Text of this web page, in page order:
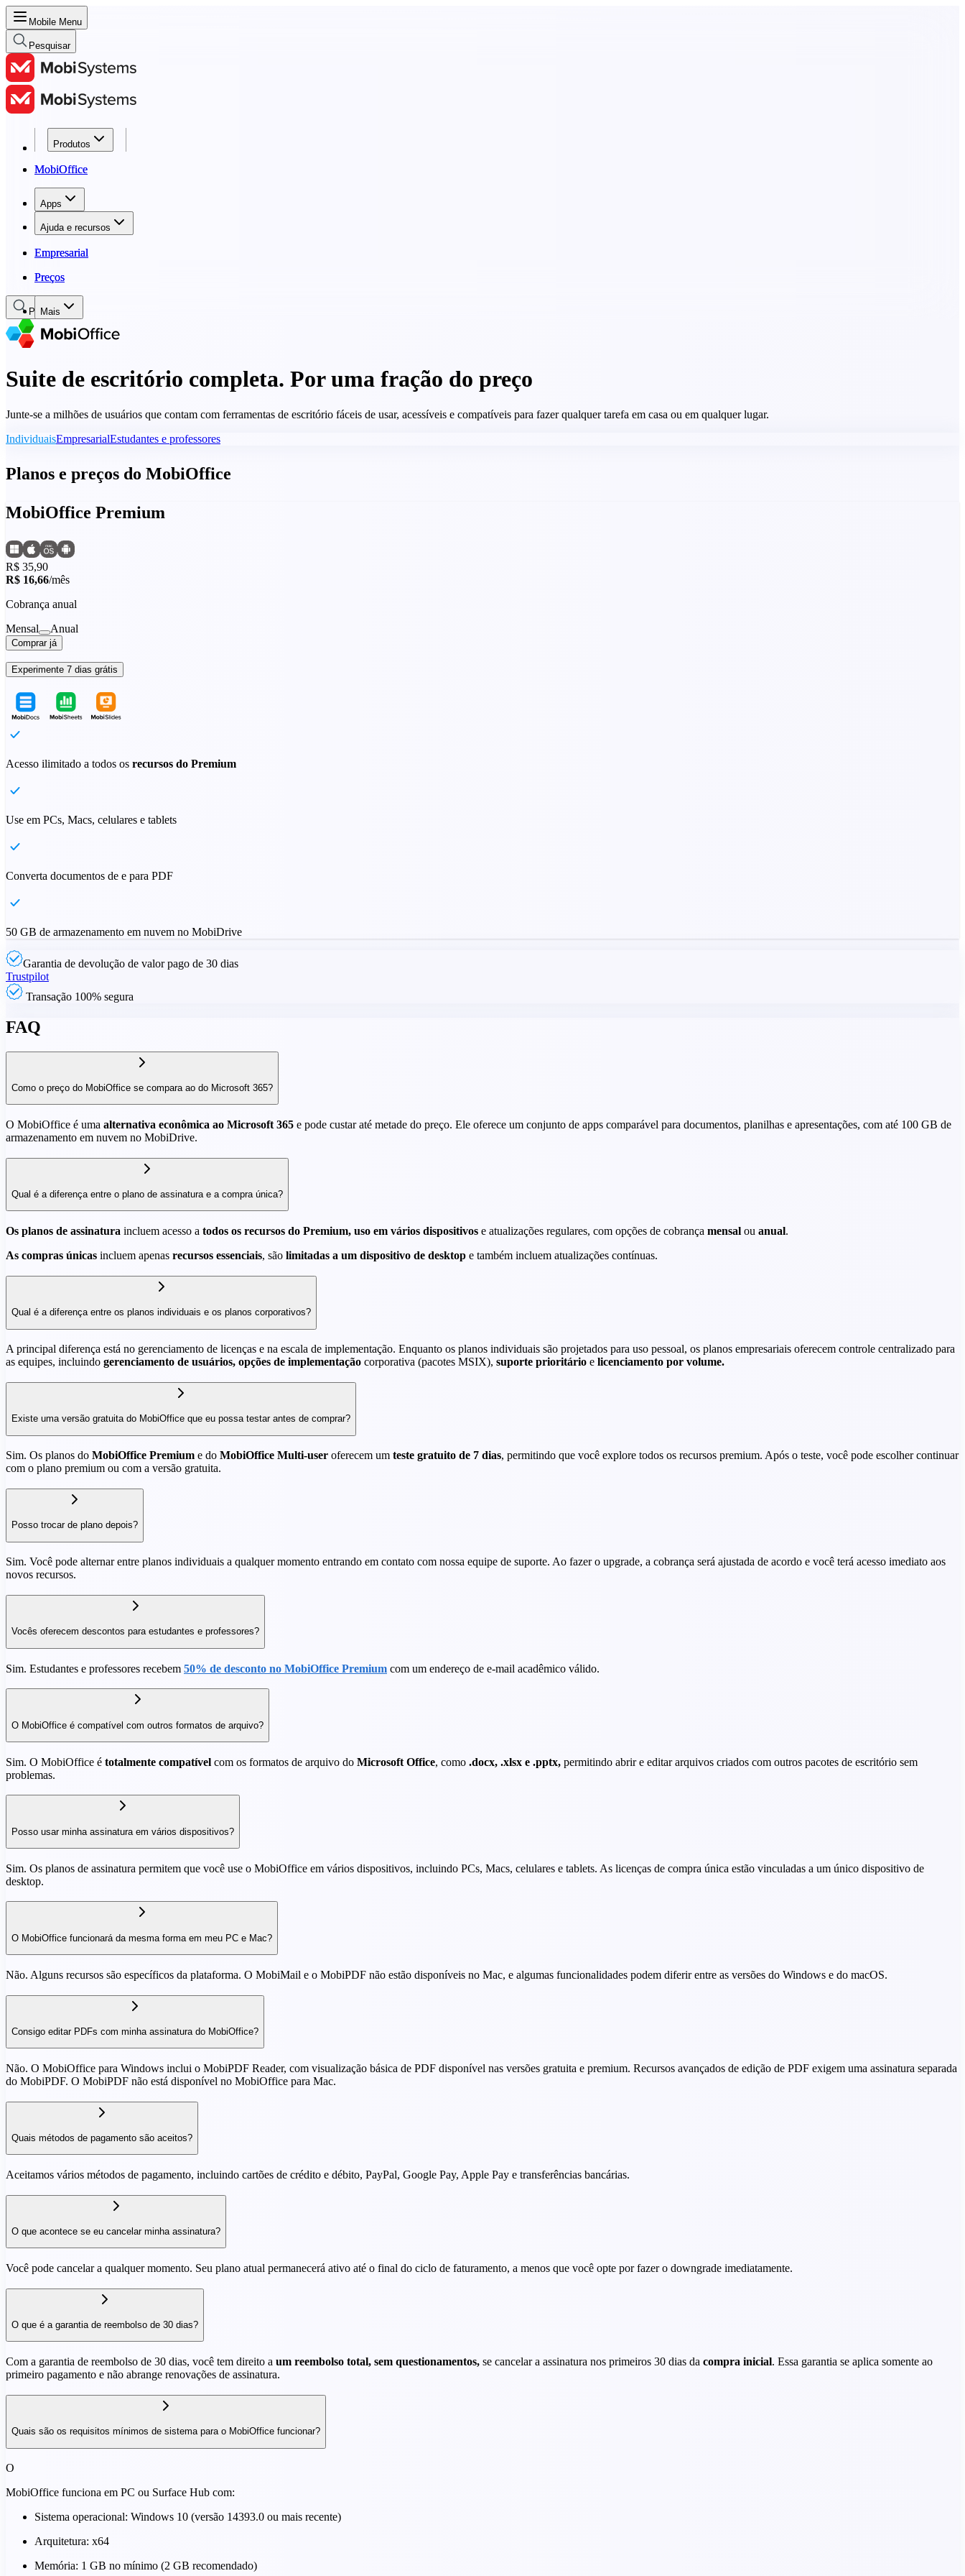
Mobile Menu
Pesquisar
Produtos
MobiOffice
Apps
Ajuda e recursos
Empresarial
Preços
Mais
Produtos
MobiOffice
Apps
Ajuda e recursos
Empresarial
Preços
Pesquisar
Suite de escritório completa. Por uma fração do preço
Junte-se a milhões de usuários que contam com ferramentas de escritório fáceis de usar, acessíveis e compatíveis para fazer qualquer tarefa em casa ou em qualquer lugar.
IndividuaisEmpresarialEstudantes e professores
Planos e preços do MobiOffice
MobiOffice Premium
R$ 35,90
R$ 16,66/mês
Cobrança anual
Mensal
Anual
Comprar já
Experimente 7 dias grátis
Acesso ilimitado a todos os recursos do Premium
Use em PCs, Macs, celulares e tablets
Converta documentos de e para PDF
50 GB de armazenamento em nuvem no MobiDrive
Garantia de devolução de valor pago de 30 dias
Trustpilot
Transação 100% segura
FAQ
Como o preço do MobiOffice se compara ao do Microsoft 365?
O MobiOffice é uma alternativa econômica ao Microsoft 365 e pode custar até metade do preço. Ele oferece um conjunto de apps comparável para documentos, planilhas e apresentações, com até 100 GB de
armazenamento em nuvem no MobiDrive.
Qual é a diferença entre o plano de assinatura e a compra única?
Os planos de assinatura incluem acesso a todos os recursos do Premium, uso em vários dispositivos e atualizações regulares, com opções de cobrança mensal ou anual.
As compras únicas incluem apenas recursos essenciais, são limitadas a um dispositivo de desktop e também incluem atualizações contínuas.
Qual é a diferença entre os planos individuais e os planos corporativos?
A principal diferença está no gerenciamento de licenças e na escala de implementação. Enquanto os planos individuais são projetados para uso pessoal, os planos empresariais oferecem controle centralizado para
as equipes, incluindo gerenciamento de usuários, opções de implementação corporativa (pacotes MSIX), suporte prioritário e licenciamento por volume.
Existe uma versão gratuita do MobiOffice que eu possa testar antes de comprar?
Sim. Os planos do MobiOffice Premium e do MobiOffice Multi-user oferecem um teste gratuito de 7 dias, permitindo que você explore todos os recursos premium. Após o teste, você pode escolher continuar
com o plano premium ou com a versão gratuita.
Posso trocar de plano depois?
Sim. Você pode alternar entre planos individuais a qualquer momento entrando em contato com nossa equipe de suporte. Ao fazer o upgrade, a cobrança será ajustada de acordo e você terá acesso imediato aos
novos recursos.
Vocês oferecem descontos para estudantes e professores?
Sim. Estudantes e professores recebem 50% de desconto no MobiOffice Premium com um endereço de e-mail acadêmico válido.
O MobiOffice é compatível com outros formatos de arquivo?
Sim. O MobiOffice é totalmente compatível com os formatos de arquivo do Microsoft Office, como .docx, .xlsx e .pptx, permitindo abrir e editar arquivos criados com outros pacotes de escritório sem
problemas.
Posso usar minha assinatura em vários dispositivos?
Sim. Os planos de assinatura permitem que você use o MobiOffice em vários dispositivos, incluindo PCs, Macs, celulares e tablets. As licenças de compra única estão vinculadas a um único dispositivo de
desktop.
O MobiOffice funcionará da mesma forma em meu PC e Mac?
Não. Alguns recursos são específicos da plataforma. O MobiMail e o MobiPDF não estão disponíveis no Mac, e algumas funcionalidades podem diferir entre as versões do Windows e do macOS.
Consigo editar PDFs com minha assinatura do MobiOffice?
Não. O MobiOffice para Windows inclui o MobiPDF Reader, com visualização básica de PDF disponível nas versões gratuita e premium. Recursos avançados de edição de PDF exigem uma assinatura separada
do MobiPDF. O MobiPDF não está disponível no MobiOffice para Mac.
Quais métodos de pagamento são aceitos?
Aceitamos vários métodos de pagamento, incluindo cartões de crédito e débito, PayPal, Google Pay, Apple Pay e transferências bancárias.
O que acontece se eu cancelar minha assinatura?
Você pode cancelar a qualquer momento. Seu plano atual permanecerá ativo até o final do ciclo de faturamento, a menos que você opte por fazer o downgrade imediatamente.
O que é a garantia de reembolso de 30 dias?
Com a garantia de reembolso de 30 dias, você tem direito a um reembolso total, sem questionamentos, se cancelar a assinatura nos primeiros 30 dias da compra inicial. Essa garantia se aplica somente ao
primeiro pagamento e não abrange renovações de assinatura.
Quais são os requisitos mínimos de sistema para o MobiOffice funcionar?
O
MobiOffice funciona em PC ou Surface Hub com:
Sistema operacional: Windows 10 (versão 14393.0 ou mais recente)
Arquitetura: x64
Memória: 1 GB no mínimo (2 GB recomendado)